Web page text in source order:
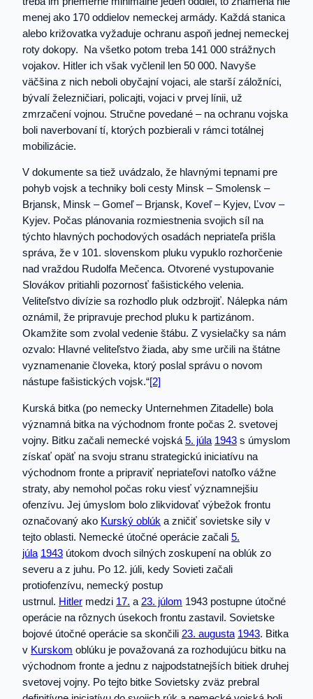
menej ako 170 oddielov nemeckej armády. Každá stanica
alebo križovatka vyžaduje ochranu aspoň jednej nemeckej
roty dokopy. Na všetko potom treba 141 000 strážnych
vojakov. Hitler ich však vyčlenil len 50 000. Navyše
väčšina z nich neboli obyčajní vojaci, ale starší záložníci,
bývalí železničiari, policajti, vojaci v prvej línii, už
zmrzačení vojnou. Stručne povedané – na ochranu vojska
boli naverbovaní tí, ktorých pozbierali v rámci totálnej
mobilizácie.
V dokumente sa tiež uvádzalo, že hlavnými tepnami pre
pohyb vojsk a techniky boli cesty Minsk – Smolensk –
Brjansk, Minsk – Gomeľ – Brjansk, Koveľ – Kyjev, Ľvov –
Kyjev. Počas plánovania rozmiestnenia svojich síl na
týchto hlavných pochodových osadách nepriateľa prišla
správa, že v 101. slovenskom pluku vypuklo rozhorčenie
nad vraždou Rudolfa Mečenca. Otvorené vystupovanie
Slovákov pritiahli pozornosť fašistického velenia.
Veliteľstvo divízie sa rozhodlo pluk odzbrojiť. Nálepka nám
oznámil, že pripravuje prechod pluku k partizánom.
Okamžite som zvolal vedenie štábu. Z vysielačky sa nám
ozvalo: Hlavné veliteľstvo žiada, aby sme určili na štátne
vyznamenanie človeka, ktorý poslal správu o novom
nástupe fašistických vojsk.“[2]
Kurská bitka (po nemecky Unternehmen Zitadelle) bola
významná bitka na východnom fronte počas 2. svetovej
vojny. Bitku začali nemecké vojská 5. júla 1943 s úmyslom
získať opäť na svoju stranu strategickú iniciatívu na
východnom fronte a pripraviť nepriateľovi natoľko vážne
straty, aby nemohol počas roku viesť významnejšiu
ofenzívu. Jej úmyslom bolo zlikvidovať výbežok frontu
označovaný ako Kurský oblúk a zničiť sovietske sily v
tejto oblasti. Nemecké útočné operácie začali 5.
júla 1943 útokom dvoch silných zoskupení na oblúk zo
severu a z juhu. Po 12. júli, kedy Sovieti začali
protiofenzívu, nemecký postup
ustrnul. Hitler medzi 17. a 23. júlom 1943 postupne útočné
operácie na rôznych úsekoch frontu zastavil. Sovietske
bojové útočné operácie sa skončili 23. augusta 1943. Bitka
v Kurskom oblúku je považovaná za rozhodujúcu bitku na
východnom fronte a jednu z najpodstatnejších bitiek druhej
svetovej vojny. Po tejto bitke Sovietsky zväz prebral